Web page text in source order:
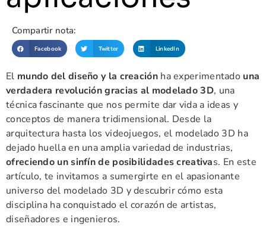
Compartir nota:
Facebook Twitter LinkedIn
El mundo del diseño y la creaciónha experimentado una
verdadera revolucióngracias al modelado 3D, una
técnica fascinante que nos permite dar vida a ideas y
conceptos de manera tridimensional. Desde la
arquitectura hasta los videojuegos, el modelado 3D ha
dejado huella en una amplia variedad de industrias,
ofreciendo un sinfín de posibilidades creativas. En este
artículo, te invitamos a sumergirte en el apasionante
universo del modelado 3D y descubrir cómo esta
disciplina ha conquistado el corazón de artistas,
diseñadores e ingenieros.